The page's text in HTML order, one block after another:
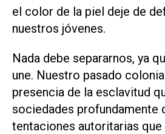
el color de la piel deje de
nuestros jóvenes.
Nada debe separarnos, ya
une. Nuestro pasado
presencia de la esclavitud
sociedades profundamente
tentaciones autoritarias que